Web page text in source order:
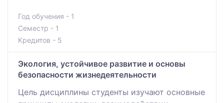
Год обучения - 1
Семестр - 1
Кредитов - 5
Экология, устойчивое развитие и основы
безопасности жизнедеятельности
Цель дисциплины студенты изучают основные